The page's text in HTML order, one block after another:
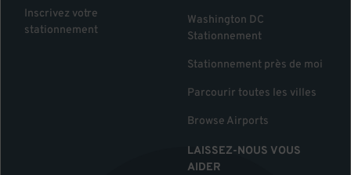
Inscrivez votre
stationnement
Washington DC
Stationnement
Stationnement près de moi
Parcourir toutes les villes
Browse Airports
LAISSEZ-NOUS VOUS
AIDER